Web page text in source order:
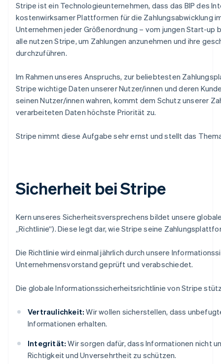
Stripe ist ein Technologieunternehmen, dass das BIP des
kostenwirksamer Plattformen für die Zahlungsabwicklung
Unternehmen jeder Größenordnung – vom jungen Start-up
alle nutzen Stripe, um Zahlungen anzunehmen und ihre
durchzuführen.
Im Rahmen unseres Anspruchs, zur beliebtesten
Stripe wichtige Daten unserer Nutzer/innen und deren
seinen Nutzer/innen wahren, kommt dem Schutz unserer
verarbeiteten Daten höchste Priorität zu.
Stripe nimmt diese Aufgabe sehr ernst und stellt das
Sicherheit bei Stripe
Kern unseres Sicherheitsversprechens bildet unsere
„Richtlinie“). Diese legt dar, wie Stripe seine
Die Richtlinie wird einmal jährlich durch unsere
Unternehmensvorstand geprüft und verabschiedet.
Die globale Informationssicherheitsrichtlinie von Stripe
Vertraulichkeit: Wir wollen sicherstellen, dass
Informationen erhalten.
Integrität: Wir sorgen dafür, dass Informationen nicht
Richtigkeit und Unversehrtheit zu schützen.
Australien
Belgien
Nederlands Français Deutsch English
Bulgarien
Dänemark
English
DeutschEnglish
Estland
English